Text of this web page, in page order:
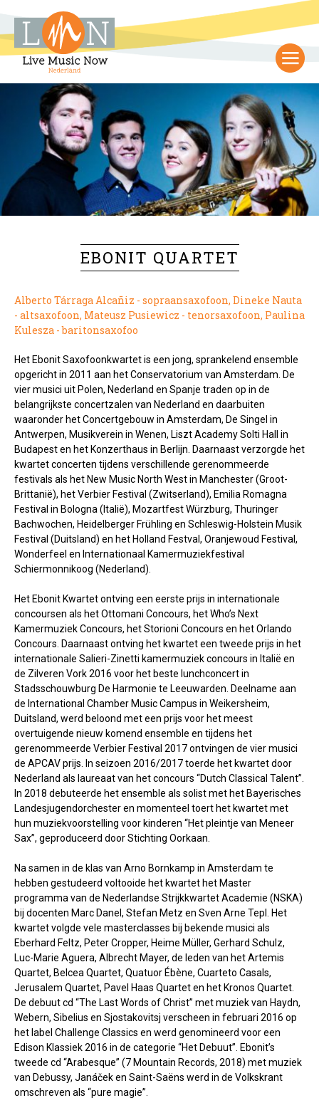
EBONIT QUARTET
Alberto Tárraga Alcañiz - sopraansaxofoon, Dineke Nauta
- altsaxofoon, Mateusz Pusiewicz - tenorsaxofoon, Paulina
Kulesza - baritonsaxofoo
Het Ebonit Saxofoonkwartet is een jong, sprankelend ensemble
opgericht in 2011 aan het Conservatorium van Amsterdam. De
vier musici uit Polen, Nederland en Spanje traden op in de
belangrijkste concertzalen van Nederland en daarbuiten
waaronder het Concertgebouw in Amsterdam, De Singel in
Antwerpen, Musikverein in Wenen, Liszt Academy Solti Hall in
Budapest en het Konzerthaus in Berlijn. Daarnaast verzorgde het
kwartet concerten tijdens verschillende gerenommeerde
festivals als het New Music North West in Manchester (Groot-
Brittanië), het Verbier Festival (Zwitserland), Emilia Romagna
Festival in Bologna (Italië), Mozartfest Würzburg, Thuringer
Bachwochen, Heidelberger Frühling en Schleswig-Holstein Musik
Festival (Duitsland) en het Holland Festval, Oranjewoud Festival,
Wonderfeel en Internationaal Kamermuziekfestival
Schiermonnikoog (Nederland).
Het Ebonit Kwartet ontving een eerste prijs in internationale
concoursen als het Ottomani Concours, het Who’s Next
Kamermuziek Concours, het Storioni Concours en het Orlando
Concours. Daarnaast ontving het kwartet een tweede prijs in het
internationale Salieri-Zinetti kamermuziek concours in Italië en
de Zilveren Vork 2016 voor het beste lunchconcert in
Stadsschouwburg De Harmonie te Leeuwarden. Deelname aan
de International Chamber Music Campus in Weikersheim,
Duitsland, werd beloond met een prijs voor het meest
overtuigende nieuw komend ensemble en tijdens het
gerenommeerde Verbier Festival 2017 ontvingen de vier musici
de APCAV prijs. In seizoen 2016/2017 toerde het kwartet door
Nederland als laureaat van het concours “Dutch Classical Talent”.
In 2018 debuteerde het ensemble als solist met het Bayerisches
Landesjugendorchester en momenteel toert het kwartet met
hun muziekvoorstelling voor kinderen “Het pleintje van Meneer
Sax”, geproduceerd door Stichting Oorkaan.
Na samen in de klas van Arno Bornkamp in Amsterdam te
hebben gestudeerd voltooide het kwartet het Master
programma van de Nederlandse Strijkkwartet Academie (NSKA)
bij docenten Marc Danel, Stefan Metz en Sven Arne Tepl. Het
kwartet volgde vele masterclasses bij bekende musici als
Eberhard Feltz, Peter Cropper, Heime Müller, Gerhard Schulz,
Luc-Marie Aguera, Albrecht Mayer, de leden van het Artemis
Quartet, Belcea Quartet, Quatuor Ébène, Cuarteto Casals,
Jerusalem Quartet, Pavel Haas Quartet en het Kronos Quartet.
De debuut cd “The Last Words of Christ” met muziek van Haydn,
Webern, Sibelius en Sjostakovitsj verscheen in februari 2016 op
het label Challenge Classics en werd genomineerd voor een
Edison Klassiek 2016 in de categorie “Het Debuut”. Ebonit’s
tweede cd “Arabesque” (7 Mountain Records, 2018) met muziek
van Debussy, Janáček en Saint-Saëns werd in de Volkskrant
omschreven als “pure magie”.